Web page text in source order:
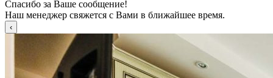
Спасибо за Ваше сообщение!
Наш менеджер свяжется с Вами в ближайшее время.